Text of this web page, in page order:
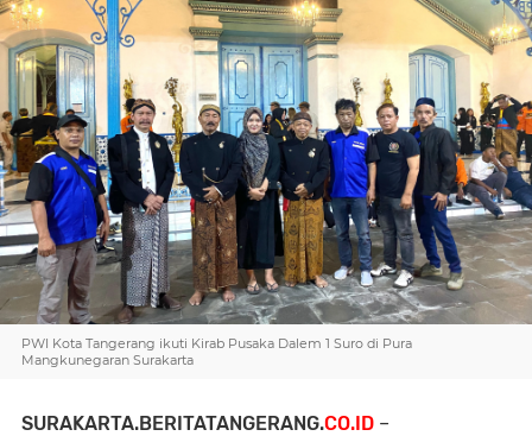
PWI Kota Tangerang ikuti Kirab Pusaka Dalem 1 Suro di Pura
Mangkunegaran Surakarta
SURAKARTA.BERITATANGERANG.CO.ID –